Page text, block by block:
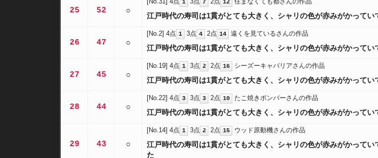
25 52 ○
1 7 12
江戸時代の寿司は1貫がとても大きく、シャリの色が赤みがかってい
26 47 ○
[No.2] 4点 1 3点 4 2点 14 遠くを見ているさんの作品
江戸時代の寿司は1貫がとても大きく、シャリの色が赤みがかってい
27 45 ○
[No.19] 4点 1 3点 2 2点 16 シーズーキャバリアさんの作品
江戸時代の寿司は1貫がとても大きく、シャリの色が赤みがかってい
28 44 ○
[No.22] 4点 3 3点 3 2点 10 たこ焼きボンバーさんの作品
江戸時代の寿司は1貫がとても大きく、シャリの色が赤みがかってい
29 43 ○
[No.14] 4点 1 3点 2 2点 15 ウッド原動機さんの作品
江戸時代の寿司は1貫がとても大きく、シャリの色が赤みがかってい
た